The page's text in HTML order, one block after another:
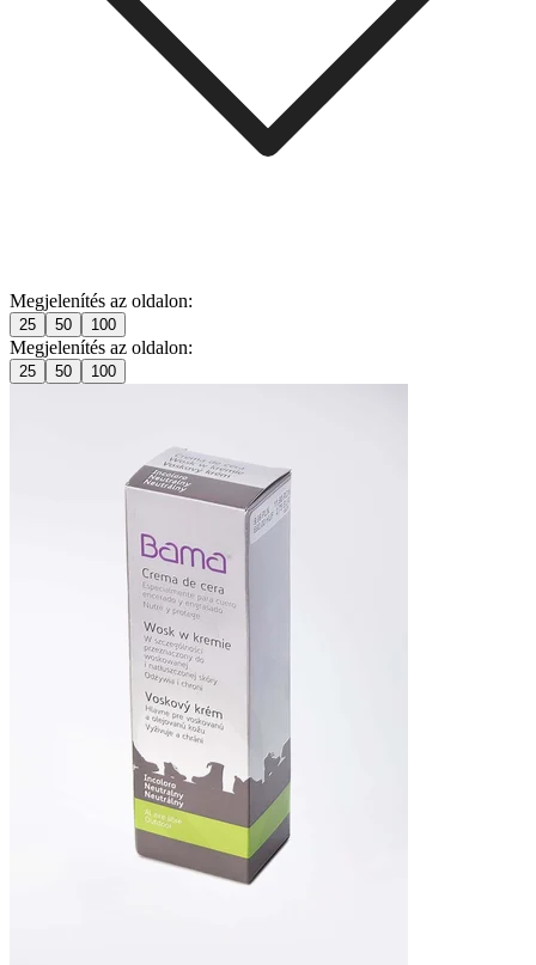
Megjelenítés az oldalon:
25 50 100
Megjelenítés az oldalon:
25 50 100